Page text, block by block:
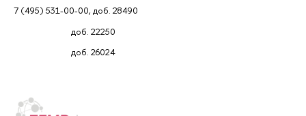
7 (495) 531-00-00, доб. 28490
доб. 22250
доб. 26024